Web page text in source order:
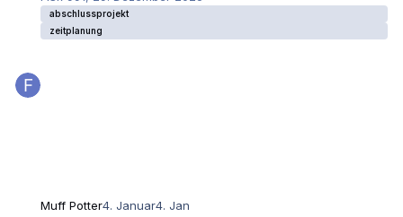
abschlussprojekt
zeitplanung
Muff Potter4. Januar4. Jan